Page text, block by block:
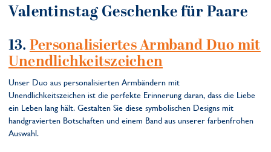
Valentinstag Geschenke für Paare
13.Personalisiertes Armband Duo mit
Unendlichkeitszeichen
Unser Duo aus personalisierten Armbändern mit
Unendlichkeitszeichen ist die perfekte Erinnerung daran, dass die Liebe
ein Leben lang hält. Gestalten Sie diese symbolischen Designs mit
handgravierten Botschaften und einem Band aus unserer farbenfrohen
Auswahl.